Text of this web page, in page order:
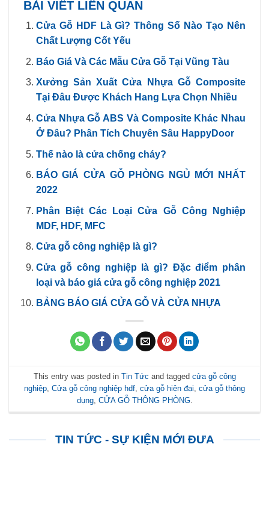
BÀI VIẾT LIÊN QUAN
Cửa Gỗ HDF Là Gì? Thông Số Nào Tạo Nên
Chất Lượng Cốt Yếu
Báo Giá Và Các Mẫu Cửa Gỗ Tại Vũng Tàu
Xưởng Sản Xuất Cửa Nhựa Gỗ Composite
Tại Đâu Được Khách Hang Lựa Chọn Nhiều
Cửa Nhựa Gỗ ABS Và Composite Khác Nhau
Ở Đâu? Phân Tích Chuyên Sâu HappyDoor
Thế nào là cửa chống cháy?
BÁO GIÁ CỬA GỖ PHÒNG NGỦ MỚI NHẤT
2022
Phân Biệt Các Loại Cửa Gỗ Công Nghiệp
MDF, HDF, MFC
Cửa gỗ công nghiệp là gì?
Cửa gỗ công nghiệp là gì? Đặc điểm phân
loại và báo giá cửa gỗ công nghiệp 2021
BẢNG BÁO GIÁ CỬA GỖ VÀ CỬA NHỰA
This entry was posted in Tin Tức and tagged cửa gỗ công
nghiệp Cửa gỗ công nghiệp hdf cửa gỗ hiện đại cửa gỗ thông
dụng, CỬA GỖ THÔNG PHÒNG.
TIN TỨC - SỰ KIỆN MỚI ĐƯA